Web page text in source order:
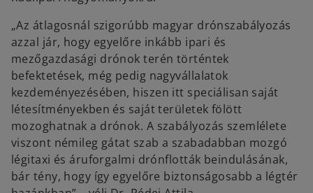
„Az átlagosnál szigorúbb magyar drónszabályozás
azzal jár, hogy egyelőre inkább ipari és
mezőgazdasági drónok terén történtek
befektetések, még pedig nagyvállalatok
kezdeményezésében, hiszen itt speciálisan saját
létesítményekben és saját területek fölött
mozoghatnak a drónok. A szabályozás szemlélete
viszont némileg gátat szab a szabadabban mozgó
légitaxi és áruforgalmi drónflották beindulásának,
bár tény, hogy így egyelőre biztonságosabb a légtér